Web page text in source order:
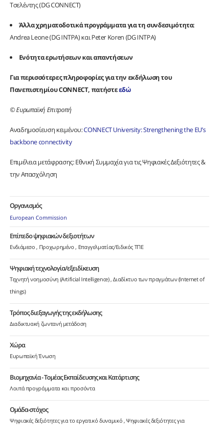
Τσελέντης (DG CONNECT)
Άλλα χρηματοδοτικά προγράμματα για τη συνδεσιμότητα:
Andrea Leone (DG INTPA) και Peter Koren (DG INTPA)
Ενότητα ερωτήσεων και απαντήσεων
Για περισσότερες πληροφορίες για την εκδήλωση του
Πανεπιστημίου CONNECT, πατήστεεδώ
© Ευρωπαϊκή Επιτροπή
Αναδημοσίευση κειμένου:CONNECT University: Strengthening the EU’s
backbone connectivity
Επιμέλεια μετάφρασης: Εθνική Συμμαχία για τις Ψηφιακές Δεξιότητες &
την Απασχόληση
Οργανισμός
European Commission
Επίπεδο ψηφιακών δεξιοτήτων
Ενδιάμεσο Προχωρημένο Επαγγελματίας/Ειδικός ΤΠΕ
Ψηφιακή τεχνολογία/εξειδίκευση
Τεχνητή νοημοσύνη (Artificial Intelligence) Διαδίκτυο των πραγμάτων (Internet of
things)
Τρόπος διεξαγωγής της εκδήλωσης
Διαδικτυακή ζωντανή μετάδοση
Χώρα
Ευρωπαϊκή Ένωση
Βιομηχανία - Τομέας Εκπαίδευσης και Κατάρτισης
Λοιπά προγράμματα και προσόντα
Ομάδα-στόχος
Ψηφιακές δεξιότητες για το εργατικό δυναμικό Ψηφιακές δεξιότητες για